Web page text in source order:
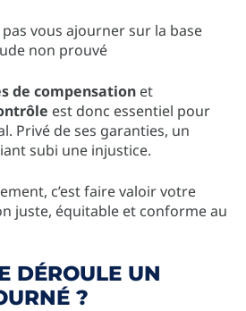
vous ajourner sur la base
non prouvé
de compensation et
est donc essentiel pour
Privé de ses garanties, un
subi une injustice.
c’est faire valoir votre
juste, équitable et conforme au
DÉROULE UN
?